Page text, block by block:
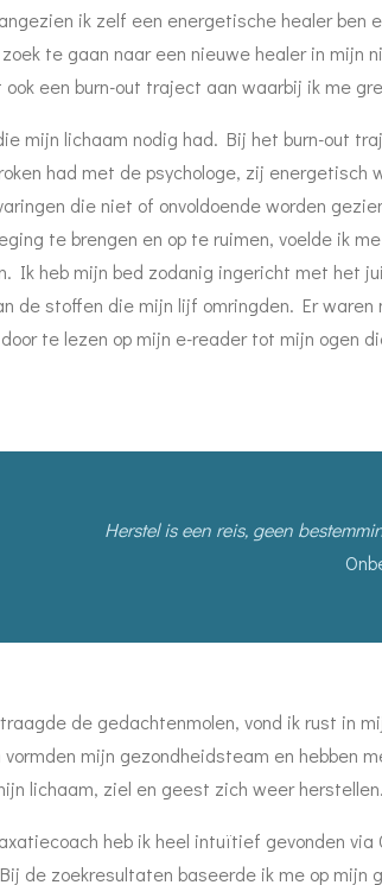
ik zelf een energetische healer
te gaan naar een nieuwe healer in
een burn-out traject aan waarbij ik me
mijn lichaam nodig had. Bij het burn-out
had met de psychologe, zij
die niet of onvoldoende worden
te brengen en op te ruimen, voelde ik
Ik heb mijn bed zodanig ingericht met het
de stoffen die mijn lijf omringden. Er
te lezen op mijn e-reader tot mijn ogen
Herstel is een reis, geen
de gedachtenmolen, vond ik rust in
mijn gezondheidsteam en hebben
lichaam, ziel en geest zich weer herstellen.
heb ik heel intuïtief gevonden
Bij de zoekresultaten baseerde ik me op